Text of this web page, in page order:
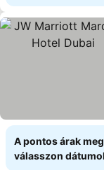
A pontos árak
válasszon